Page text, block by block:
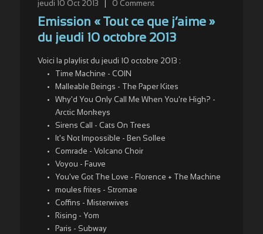
jeudi 10 Oct 2013 0 Comment
Emission « Tout ce que j’aime »
du jeudi 10 octobre 2013
Voici la playlist du jeudi 10 octobre 2013 :
Time Machine - COIN
Malleable Beings - The Paper Kites
Why'd You Only Call Me When You're High? -
Arctic Monkeys
Sirens Call - Cats On Trees
It's Not Impossible - Ben Sollee
Comrade - Volcano Choir
Voyou - Fauve
You've Got The Love - Florence + The Machine
moules frites - Stromae
Coffins - Misterwives
Rising - Yom
Paris - Subway